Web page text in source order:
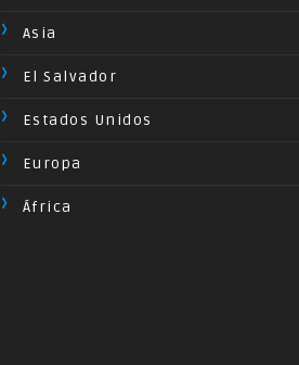
Asia
El Salvador
Estados Unidos
Europa
África